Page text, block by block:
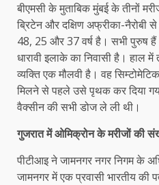
बीएमसी के मुताबिक मुंबई के तीनों
ब्रिटेन और दक्षिण अफ्रीका-
48, 25 और 37 वर्ष है। सभी पुरुष
धारावी इलाके का निवासी है। हाल में
व्यक्ति एक मौलवी है। वह
मिलने से पहले उसे पृथक कर दिया
वैक्‍सीन की सभी डोज ले ली थी।
गुजरात में ओमिक्रोन के मरीजों की
पीटीआइ ने जामनगर नगर निगम के
जामनगर में एक प्रवासी भारतीय की